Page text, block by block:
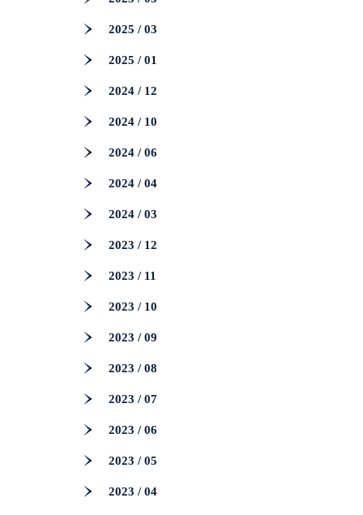
2025 / 03
2025 / 01
2024 / 12
2024 / 10
2024 / 06
2024 / 04
2024 / 03
2023 / 12
2023 / 11
2023 / 10
2023 / 09
2023 / 08
2023 / 07
2023 / 06
2023 / 05
2023 / 04